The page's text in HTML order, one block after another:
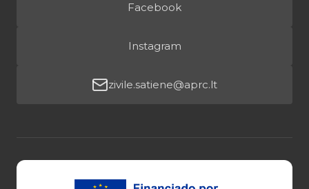
Facebook
Instagram
zivile.satiene@aprc.lt